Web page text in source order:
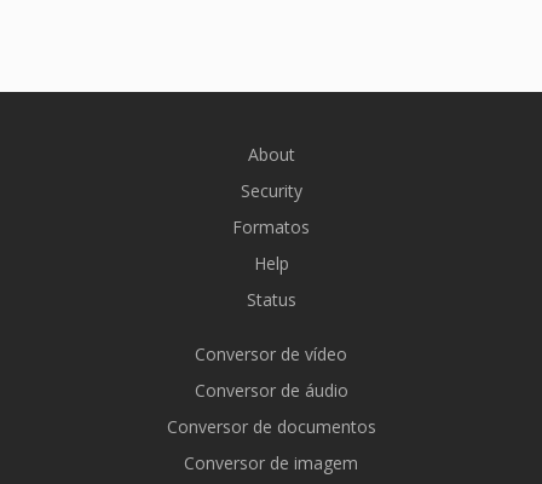
About
Security
Formatos
Help
Status
Conversor de vídeo
Conversor de áudio
Conversor de documentos
Conversor de imagem